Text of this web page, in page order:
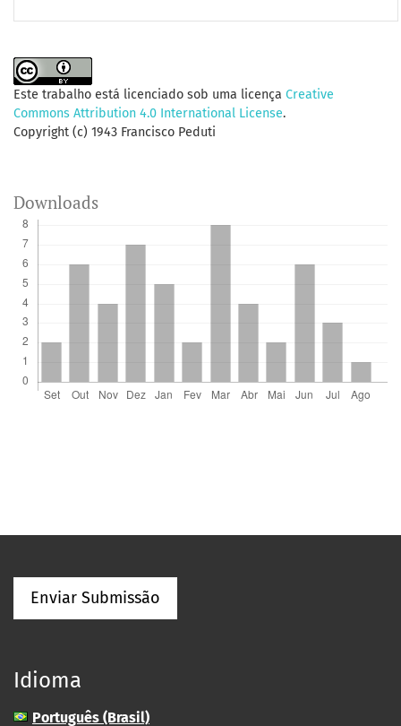
Este trabalho está licenciado sob uma licença Creative
Commons Attribution 4.0 International License.
Copyright (c) 1943 Francisco Peduti
Downloads
Enviar Submissão
Idioma
Português (Brasil)